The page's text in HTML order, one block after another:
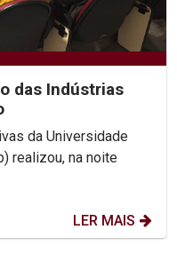
das Indústrias
da Universidade
realizou, na noite
LER MAIS